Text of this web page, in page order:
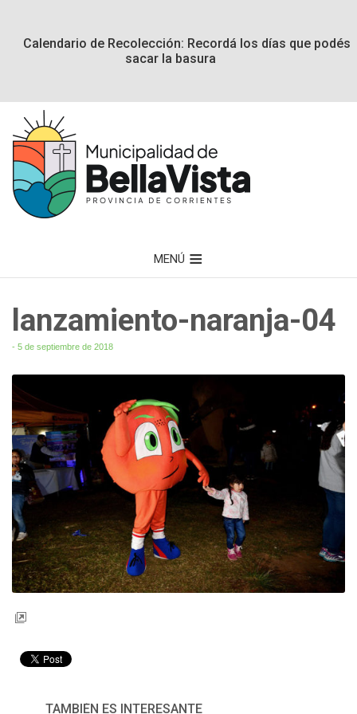
Calendario de Recolección: Recordá los días que podés
sacar la basura
MENÚ
lanzamiento-naranja-04
- 5 de septiembre de 2018
TAMBIÉN ES INTERESANTE